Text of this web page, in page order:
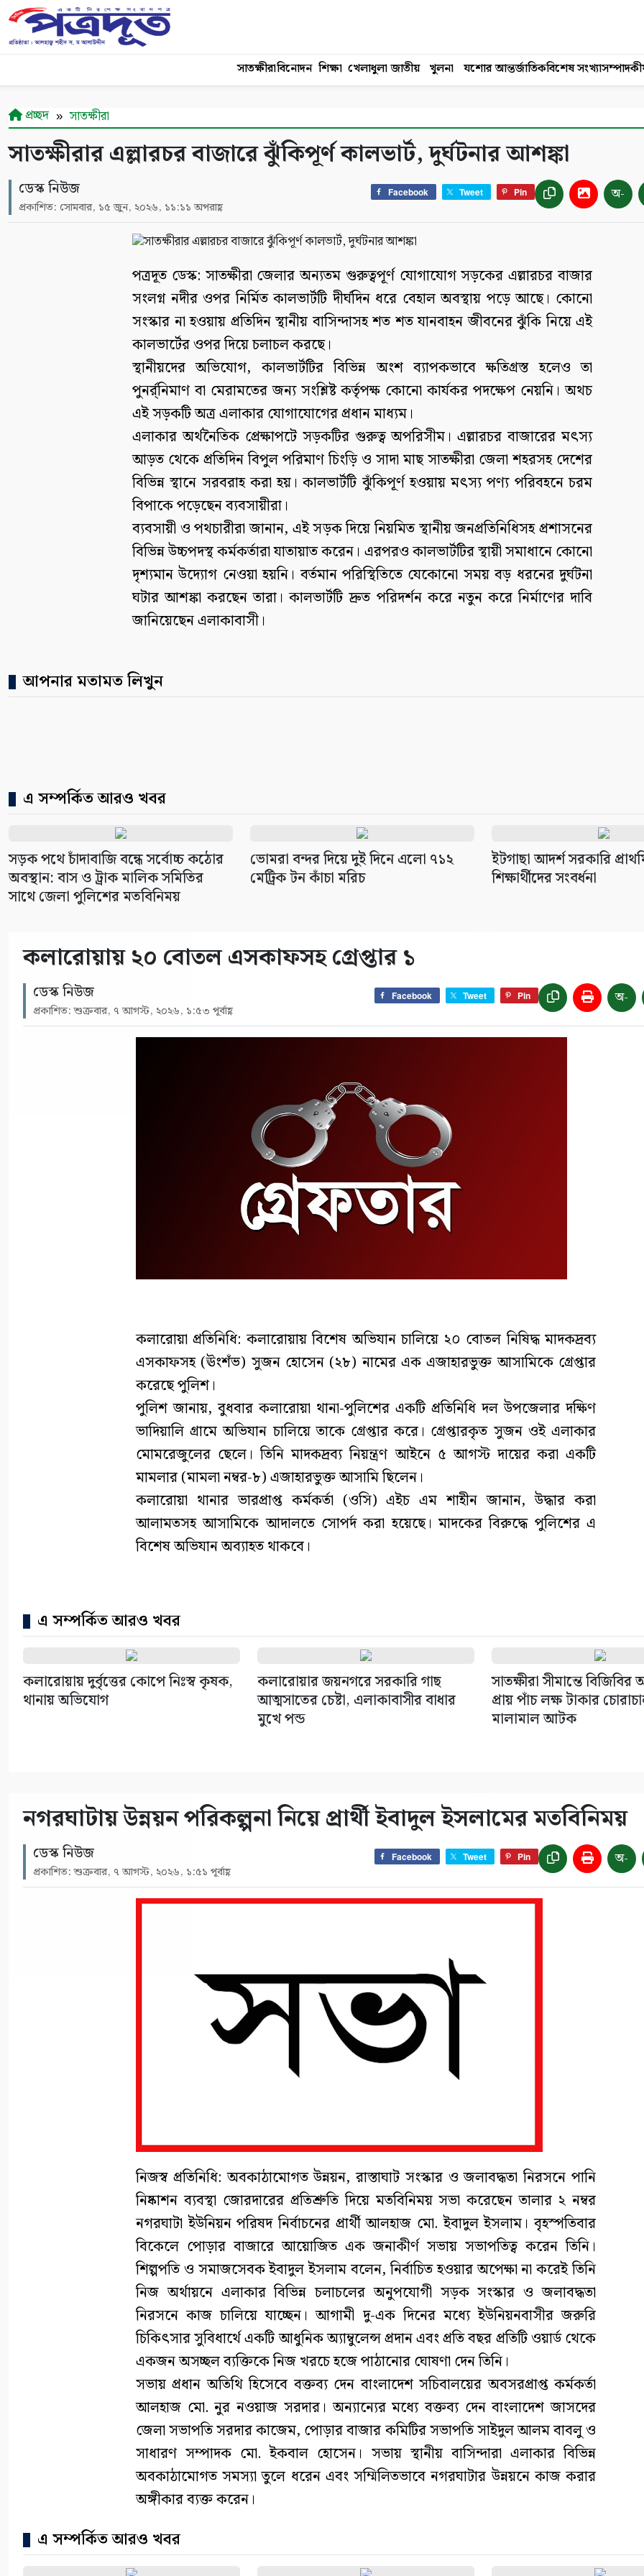
সাতক্ষীরাবিনোদন শিক্ষা খেলাধুলা জাতীয় খুলনা যশোর আন্তর্জাতিকবিশেষ সংখ্যা
প্রচ্ছদ সাতক্ষীরা
সাতক্ষীরার এল্লারচর বাজারে ঝুঁকিপূর্ণ কালভার্ট, দুর্ঘটনার আশঙ্কা
ডেস্ক নিউজ
প্রকাশিত: সোমবার, ১৫ জুন, ২০২৬, ১১:১১ অপরাহ্ণ
Facebook Tweet Pin অ-
পত্রদূত ডেস্ক: সাতক্ষীরা জেলার অন্যতম গুরুত্বপূর্ণ যোগাযোগ সড়কের এল্লারচর বাজার
সংলগ্ন নদীর ওপর নির্মিত কালভার্টটি দীর্ঘদিন ধরে বেহাল অবস্থায় পড়ে আছে। কোনো
সংস্কার না হওয়ায় প্রতিদিন স্থানীয় বাসিন্দাসহ শত শত যানবাহন জীবনের ঝুঁকি নিয়ে এই
কালভার্টের ওপর দিয়ে চলাচল করছে।
স্থানীয়দের অভিযোগ, কালভার্টটির বিভিন্ন অংশ ব্যাপকভাবে ক্ষতিগ্রস্ত হলেও তা
পুনর্র্নিমাণ বা মেরামতের জন্য সংশ্লিষ্ট কর্তৃপক্ষ কোনো কার্যকর পদক্ষেপ নেয়নি। অথচ
এই সড়কটি অত্র এলাকার যোগাযোগের প্রধান মাধ্যম।
এলাকার অর্থনৈতিক প্রেক্ষাপটে সড়কটির গুরুত্ব অপরিসীম। এল্লারচর বাজারের মৎস্য
আড়ত থেকে প্রতিদিন বিপুল পরিমাণ চিংড়ি ও সাদা মাছ সাতক্ষীরা জেলা শহরসহ দেশের
বিভিন্ন স্থানে সরবরাহ করা হয়। কালভার্টটি ঝুঁকিপূর্ণ হওয়ায় মৎস্য পণ্য পরিবহনে চরম
বিপাকে পড়েছেন ব্যবসায়ীরা।
ব্যবসায়ী ও পথচারীরা জানান, এই সড়ক দিয়ে নিয়মিত স্থানীয় জনপ্রতিনিধিসহ প্রশাসনের
বিভিন্ন উচ্চপদস্থ কর্মকর্তারা যাতায়াত করেন। এরপরও কালভার্টটির স্থায়ী সমাধানে কোনো
দৃশ্যমান উদ্যোগ নেওয়া হয়নি। বর্তমান পরিস্থিতিতে যেকোনো সময় বড় ধরনের দুর্ঘটনা
ঘটার আশঙ্কা করছেন তারা। কালভার্টটি দ্রুত পরিদর্শন করে নতুন করে নির্মাণের দাবি
জানিয়েছেন এলাকাবাসী।
আপনার মতামত লিখুন
এ সম্পর্কিত আরও খবর
সড়ক পথে চাঁদাবাজি বন্ধে সর্বোচ্চ কঠোর
অবস্থান: বাস ও ট্রাক মালিক সমিতির
সাথে জেলা পুলিশের মতবিনিময়
ভোমরা বন্দর দিয়ে দুই দিনে এলো ৭১২
মেট্রিক টন কাঁচা মরিচ
ইটগাছা আদর্শ সরকারি
শিক্ষার্থীদের সংবর্ধনা
কলারোয়ায় ২০ বোতল এসকাফসহ গ্রেপ্তার ১
ডেস্ক নিউজ
প্রকাশিত: শুক্রবার, ৭ আগস্ট, ২০২৬, ১:৫৩ পূর্বাহ্ণ
Facebook Tweet Pin অ-
কলারোয়া প্রতিনিধি: কলারোয়ায় বিশেষ অভিযান চালিয়ে ২০ বোতল নিষিদ্ধ মাদকদ্রব্য
এসকাফসহ (ঊংশঁভ) সুজন হোসেন (২৮) নামের এক এজাহারভুক্ত আসামিকে গ্রেপ্তার
করেছে পুলিশ।
পুলিশ জানায়, বুধবার কলারোয়া থানা-পুলিশের একটি প্রতিনিধি দল উপজেলার দক্ষিণ
ভাদিয়ালি গ্রামে অভিযান চালিয়ে তাকে গ্রেপ্তার করে। গ্রেপ্তারকৃত সুজন ওই এলাকার
মোমরেজুলের ছেলে। তিনি মাদকদ্রব্য নিয়ন্ত্রণ আইনে ৫ আগস্ট দায়ের করা একটি
মামলার (মামলা নম্বর-৮) এজাহারভুক্ত আসামি ছিলেন।
কলারোয়া থানার ভারপ্রাপ্ত কর্মকর্তা (ওসি) এইচ এম শাহীন জানান, উদ্ধার করা
আলামতসহ আসামিকে আদালতে সোপর্দ করা হয়েছে। মাদকের বিরুদ্ধে পুলিশের এ
বিশেষ অভিযান অব্যাহত থাকবে।
এ সম্পর্কিত আরও খবর
কলারোয়ায় দুর্বৃত্তের কোপে নিঃস্ব কৃষক,
থানায় অভিযোগ
কলারোয়ার জয়নগরে সরকারি গাছ
আত্মসাতের চেষ্টা, এলাকাবাসীর বাধার
মুখে পন্ড
সাতক্ষীরা সীমান্তে বিজিবির
প্রায় পাঁচ লক্ষ টাকার
মালামাল আটক
নগরঘাটায় উন্নয়ন পরিকল্পনা নিয়ে প্রার্থী ইবাদুল ইসলামের মতবিনিময়
ডেস্ক নিউজ
প্রকাশিত: শুক্রবার, ৭ আগস্ট, ২০২৬, ১:৫১ পূর্বাহ্ণ
Facebook Tweet Pin অ-
নিজস্ব প্রতিনিধি: অবকাঠামোগত উন্নয়ন, রাস্তাঘাট সংস্কার ও জলাবদ্ধতা নিরসনে পানি
নিষ্কাশন ব্যবস্থা জোরদারের প্রতিশ্রুতি দিয়ে মতবিনিময় সভা করেছেন তালার ২ নম্বর
নগরঘাটা ইউনিয়ন পরিষদ নির্বাচনের প্রার্থী আলহাজ মো. ইবাদুল ইসলাম। বৃহস্পতিবার
বিকেলে পোড়ার বাজারে আয়োজিত এক জনাকীর্ণ সভায় সভাপতিত্ব করেন তিনি।
শিল্পপতি ও সমাজসেবক ইবাদুল ইসলাম বলেন, নির্বাচিত হওয়ার অপেক্ষা না করেই তিনি
নিজ অর্থায়নে এলাকার বিভিন্ন চলাচলের অনুপযোগী সড়ক সংস্কার ও জলাবদ্ধতা
নিরসনে কাজ চালিয়ে যাচ্ছেন। আগামী দু-এক দিনের মধ্যে ইউনিয়নবাসীর জরুরি
চিকিৎসার সুবিধার্থে একটি আধুনিক অ্যাম্বুলেন্স প্রদান এবং প্রতি বছর প্রতিটি ওয়ার্ড থেকে
একজন অসচ্ছল ব্যক্তিকে নিজ খরচে হজে পাঠানোর ঘোষণা দেন তিনি।
সভায় প্রধান অতিথি হিসেবে বক্তব্য দেন বাংলাদেশ সচিবালয়ের অবসরপ্রাপ্ত কর্মকর্তা
আলহাজ মো. নুর নওয়াজ সরদার। অন্যান্যের মধ্যে বক্তব্য দেন বাংলাদেশ জাসদের
জেলা সভাপতি সরদার কাজেম, পোড়ার বাজার কমিটির সভাপতি সাইদুল আলম বাবলু ও
সাধারণ সম্পাদক মো. ইকবাল হোসেন। সভায় স্থানীয় বাসিন্দারা এলাকার বিভিন্ন
অবকাঠামোগত সমস্যা তুলে ধরেন এবং সম্মিলিতভাবে নগরঘাটার উন্নয়নে কাজ করার
অঙ্গীকার ব্যক্ত করেন।
এ সম্পর্কিত আরও খবর